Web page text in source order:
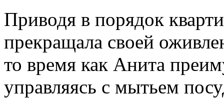
Приводя в порядок
прекращала своей
то время как Анита
управляясь с мытьем